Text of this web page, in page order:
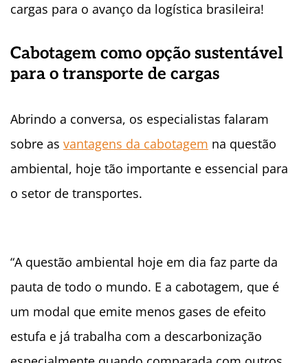
cargas para o avanço da logística brasileira!
Cabotagem como opção sustentável
para o transporte de cargas
Abrindo a conversa, os especialistas falaram
sobre as vantagens da cabotagem na questão
ambiental, hoje tão importante e essencial para
o setor de transportes.
“A questão ambiental hoje em dia faz parte da
pauta de todo o mundo. E a cabotagem, que é
um modal que emite menos gases de efeito
estufa e já trabalha com a descarbonização